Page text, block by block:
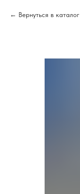
Вернуться в каталог